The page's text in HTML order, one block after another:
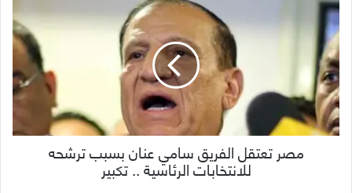
مصر تعتقل الفريق سامي عنان بسبب ترشحه
للانتخابات الرئاسية .. تكبير